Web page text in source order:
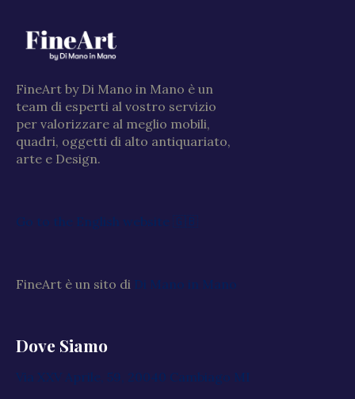
FineArt by Di Mano in Mano è un
team di esperti al vostro servizio
per valorizzare al meglio mobili,
quadri, oggetti di alto antiquariato,
arte e Design.
Go to the English website 🇬🇧
FineArt è un sito di Di Mano in Mano
Dove Siamo
Via XXV Aprile, 59, 20040 Cambiago MI